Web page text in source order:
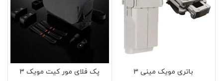
باتری مویک مینی 3 پک فلای مور کیت مویک 3